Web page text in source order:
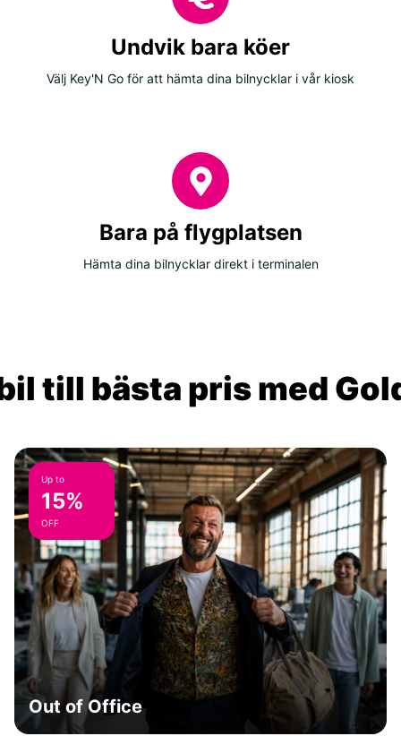
Undvik bara köer
Välj Key'N Go för att hämta dina bilnycklar i vår kiosk
Bara på flygplatsen
Hämta dina bilnycklar direkt i terminalen
till bästa pris med
Up to
15%
OFF
Out of Office